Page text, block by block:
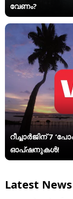
വേണം?
റീച്ചാർജിന് 7
ഓപ്ഷനുകൾ!
Latest News